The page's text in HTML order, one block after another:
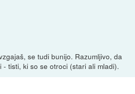
se tudi bunijo. Razumljivo, da
tisti, ki so se otroci (stari ali mladi).